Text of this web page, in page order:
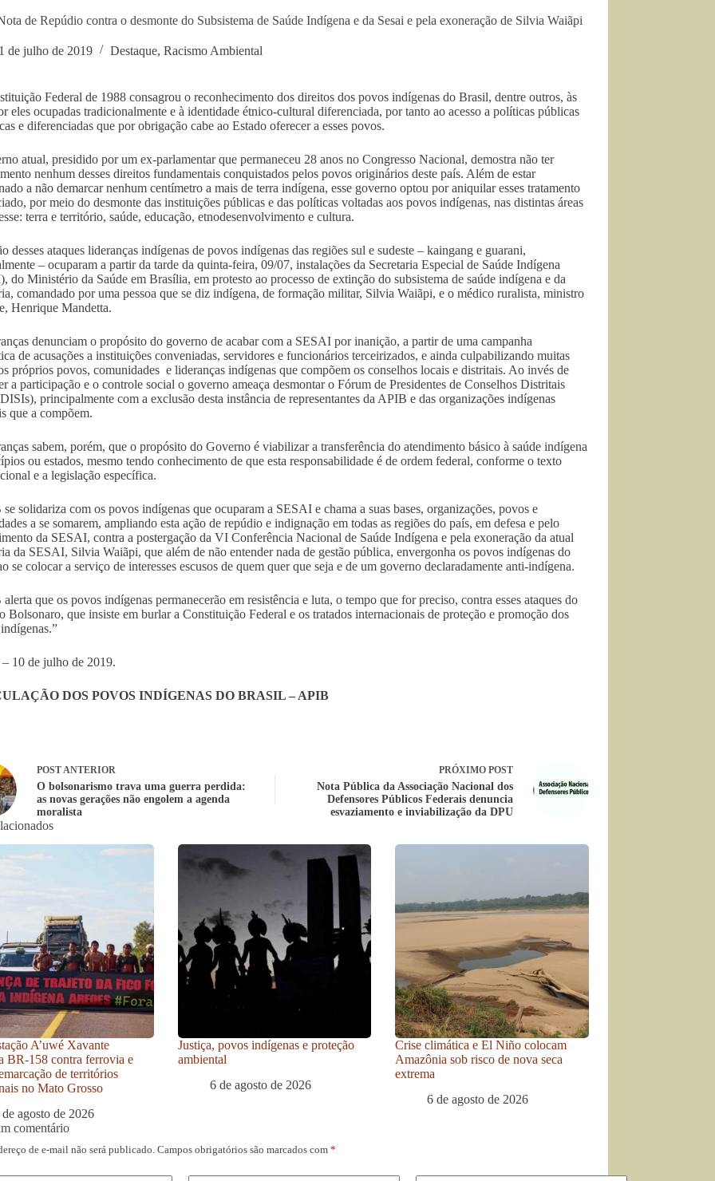
de Repúdio contra o desmonte do Subsistema de Saúde Indígena e da Sesai e pela exoneração de Silvia Waiãpi
de julho de 2019 Destaque, Racismo Ambiental
Federal de 1988 consagrou o reconhecimento dos direitos dos povos indígenas do Brasil, dentre outros, às
eles ocupadas tradicionalmente e à identidade étnico-cultural diferenciada, por tanto ao acesso a políticas públicas
e diferenciadas que por obrigação cabe ao Estado oferecer a esses povos.
atual, presidido por um ex-parlamentar que permaneceu 28 anos no Congresso Nacional, demostra não ter
nenhum desses direitos fundamentais conquistados pelos povos originários deste país. Além de estar
a não demarcar nenhum centímetro a mais de terra indígena, esse governo optou por aniquilar esses tratamento
por meio do desmonte das instituições públicas e das políticas voltadas aos povos indígenas, nas distintas áreas
terra e território, saúde, educação, etnodesenvolvimento e cultura.
desses ataques lideranças indígenas de povos indígenas das regiões sul e sudeste – kaingang e guarani,
– ocuparam a partir da tarde da quinta-feira, 09/07, instalações da Secretaria Especial de Saúde Indígena
do Ministério da Saúde em Brasília, em protesto ao processo de extinção do subsistema de saúde indígena e da
comandado por uma pessoa que se diz indígena, de formação militar, Silvia Waiãpi, e o médico ruralista, ministro
Henrique Mandetta.
denunciam o propósito do governo de acabar com a SESAI por inanição, a partir de uma campanha
de acusações a instituições conveniadas, servidores e funcionários terceirizados, e ainda culpabilizando muitas
próprios povos, comunidades e lideranças indígenas que compõem os conselhos locais e distritais. Ao invés de
a participação e o controle social o governo ameaça desmontar o Fórum de Presidentes de Conselhos Distritais
principalmente com a exclusão desta instância de representantes da APIB e das organizações indígenas
que a compõem.
sabem, porém, que o propósito do Governo é viabilizar a transferência do atendimento básico à saúde indígena
ou estados, mesmo tendo conhecimento de que esta responsabilidade é de ordem federal, conforme o texto
e a legislação específica.
solidariza com os povos indígenas que ocuparam a SESAI e chama a suas bases, organizações, povos e
a se somarem, ampliando esta ação de repúdio e indignação em todas as regiões do país, em defesa e pelo
da SESAI, contra a postergação da VI Conferência Nacional de Saúde Indígena e pela exoneração da atual
da SESAI, Silvia Waiãpi, que além de não entender nada de gestão pública, envergonha os povos indígenas do
se colocar a serviço de interesses escusos de quem quer que seja e de um governo declaradamente anti-indígena.
que os povos indígenas permanecerão em resistência e luta, o tempo que for preciso, contra esses ataques do
Bolsonaro, que insiste em burlar a Constituição Federal e os tratados internacionais de proteção e promoção dos
10 de julho de 2019.
DOS POVOS INDÍGENAS DO BRASIL – APIB
POSTANTERIOR
O bolsonarismo trava uma guerra perdida:
as novas gerações não engolem a agenda
moralista
PRÓXIMO POST
Nota Pública da Associação Nacional dos
Defensores Públicos Federais denuncia
esvaziamento e inviabilização da DPU
A’uwé Xavante
BR-158 contra ferrovia e
de territórios
no Mato Grosso
de agosto de 2026
Justiça, povos indígenas e proteção
ambiental
6 de agosto de 2026
Crise climática e El Niño colocam
Amazônia sob risco de nova seca
extrema
6 de agosto de 2026
comentário
de e-mail não será publicado. Campos obrigatórios são marcados com *